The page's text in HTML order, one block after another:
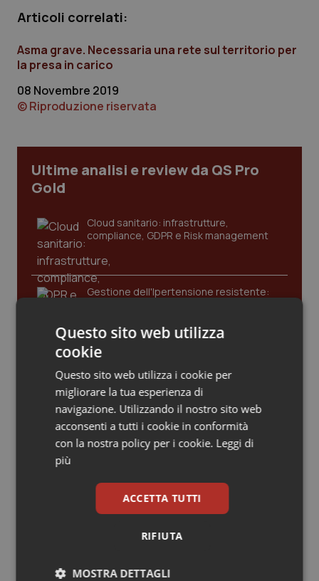
Calabria
Campania
Emilia-Romagna
Liguria
Lombardia
Marche
Piemonte
Provincia Autonoma di Bolzano
Provincia Autonoma di Trento
Puglia
Sardegna
Toscana
Asma & BPCO
Car-T
Colesterolo & coronaropatie
Disturbi dell’umore
Dolore
Donna & Salute
Infezioni & Febbre
Ipertensione & Scompenso
Malattie rare
Malattia di Crohn & Rettocolite Ulcerosa
Neuroscienze & patologie neurodegenerative
Obesità
Articoli correlati:
Asma grave. Necessaria una rete sul territorio per
la presa in carico
08 Novembre 2019
© Riproduzione riservata
Ultime analisi e review da QS Pro
Gold
Cloud sanitario: infrastrutture,
compliance, GDPR e Risk management
Gestione dell'Ipertensione resistente:
Leadership Infermieristica 2026: nuovi
modelli di responsabilità e autonomia
Leadership Medica 2026: guidare team
clinici ad alte prestazioni
AI e telemedicina nello studio
odontoiatrico: applicazioni concrete e
Questo sito web utilizza
cookie
Questo sito web utilizza i cookie per
migliorare la tua esperienza di
navigazione. Utilizzando il nostro sito web
acconsenti a tutti i cookie in conformità
con la nostra policy per i cookie. Leggi di
più
ACCETTA TUTTI
RIFIUTA
MOSTRA DETTAGLI